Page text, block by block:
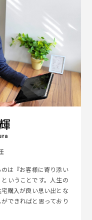
は『お客様に寄り添い
いうことです。人生の
購入が良い思い出とな
できればと思っており